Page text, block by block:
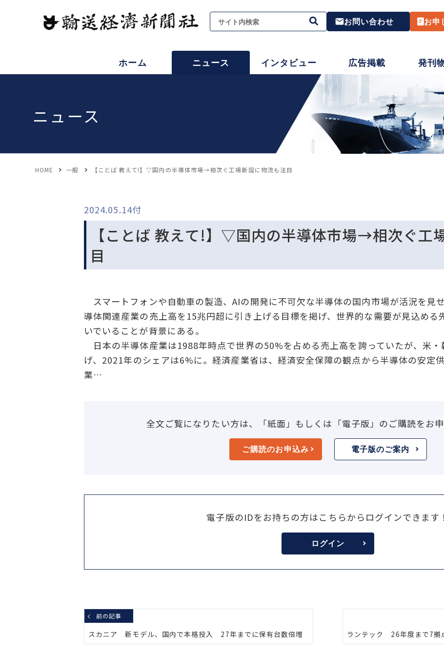
お問い合わせ お申
ホーム ニュース インタビュー 広告掲載 発刊
ニュース
HOME 一般 【ことば 教えて!】▽国内の半導体市場→相次ぐ工場新設に物流も注目
2024.05.14付
【ことば 教えて!】▽国内の半導体市場→相次ぐ工
目
スマートフォンや自動車の製造、AIの開発に不可欠な半導体の国内市場が活況を見
導体関連産業の売上高を15兆円超に引き上げる目標を掲げ、世界的な需要が見込める
いでいることが背景にある。
日本の半導体産業は1988年時点で世界の50%を占める売上高を誇っていたが、米
げ、2021年のシェアは6%に。経済産業省は、経済安全保障の観点から半導体の安定
業…
全文ご覧になりたい方は、「紙面」もしくは「電子版」のご購読をお
ご購読のお申込み 電子版のご案内
電子版のIDをお持ちの方はこちらからログインできます！
ログイン
前の記事
スカニア 新モデル、国内で本格投入 27年までに保有台数倍増 ランテック 26年度まで7拠